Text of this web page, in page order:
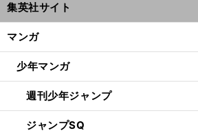
集英社サイト
マンガ
少年マンガ
週刊少年ジャンプ
ジャンプSQ